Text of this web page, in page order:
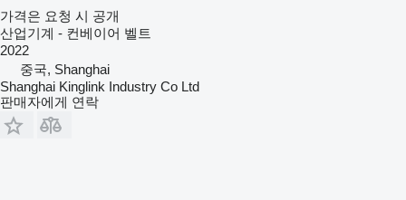
가격은 요청 시 공개
산업기계 - 컨베이어 벨트
2022
중국, Shanghai
Shanghai Kinglink Industry Co Ltd
판매자에게 연락